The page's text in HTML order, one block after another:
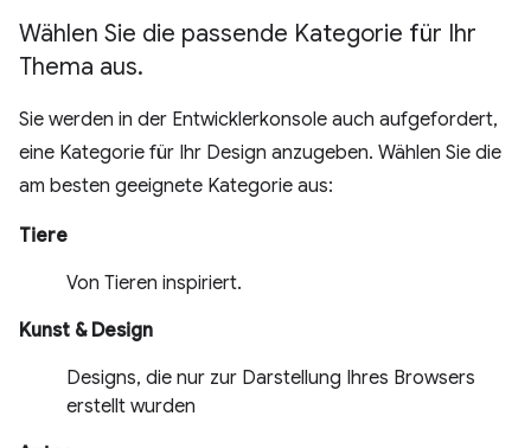
Wählen Sie die passende Kategorie für Ihr
Thema aus.
Sie werden in der Entwicklerkonsole auch aufgefordert,
eine Kategorie für Ihr Design anzugeben. Wählen Sie die
am besten geeignete Kategorie aus:
Tiere
Von Tieren inspiriert.
Kunst & Design
Designs, die nur zur Darstellung Ihres Browsers
erstellt wurden